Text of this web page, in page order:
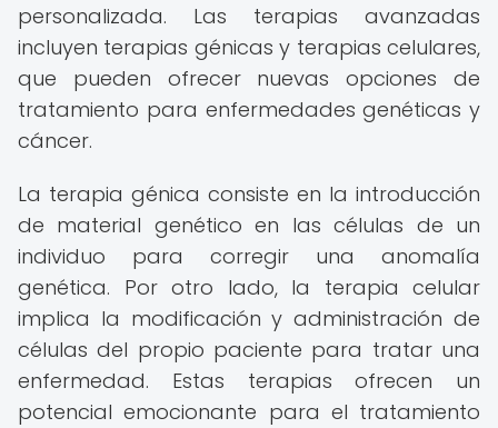
personalizada. Las terapias avanzadas
incluyen terapias génicas y terapias celulares,
que pueden ofrecer nuevas opciones de
tratamiento para enfermedades genéticas y
cáncer.
La terapia génica consiste en la introducción
de material genético en las células de un
individuo para corregir una anomalía
genética. Por otro lado, la terapia celular
implica la modificación y administración de
células del propio paciente para tratar una
enfermedad. Estas terapias ofrecen un
potencial emocionante para el tratamiento